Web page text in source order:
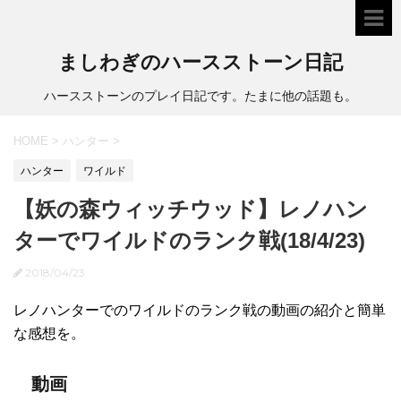
ましわぎのハースストーン日記
ハースストーンのプレイ日記です。たまに他の話題も。
HOME > ハンター >
ハンター ワイルド
【妖の森ウィッチウッド】レノハン
ターでワイルドのランク戦(18/4/23)
2018/04/23
レノハンターでのワイルドのランク戦の動画の紹介と簡単
な感想を。
動画